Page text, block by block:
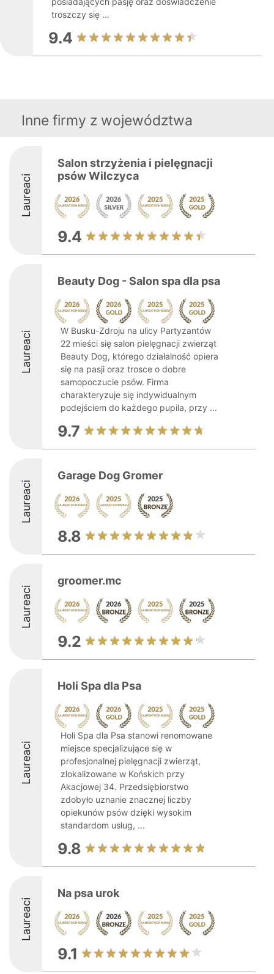
troszczy się ...
9.4
Inne firmy z województwa
Laureaci
Salon strzyżenia i pielęgnacji
psów Wilczyca
9.4
Laureaci
Beauty Dog - Salon spa dla psa
W Busku-Zdroju na ulicy Partyzantów
22 mieści się salon pielęgnacji zwierząt
Beauty Dog, którego działalność opiera
się na pasji oraz trosce o dobre
samopoczucie psów. Firma
charakteryzuje się indywidualnym
podejściem do każdego pupila, przy ...
9.7
Laureaci
Garage Dog Gromer
8.8
Laureaci
groomer.mc
9.2
Laureaci
Holi Spa dla Psa
Holi Spa dla Psa stanowi renomowane
miejsce specjalizujące się w
profesjonalnej pielęgnacji zwierząt,
zlokalizowane w Końskich przy
Akacjowej 34. Przedsiębiorstwo
zdobyło uznanie znacznej liczby
opiekunów psów dzięki wysokim
standardom usług, ...
9.8
Laureaci
Na psa urok
9.1